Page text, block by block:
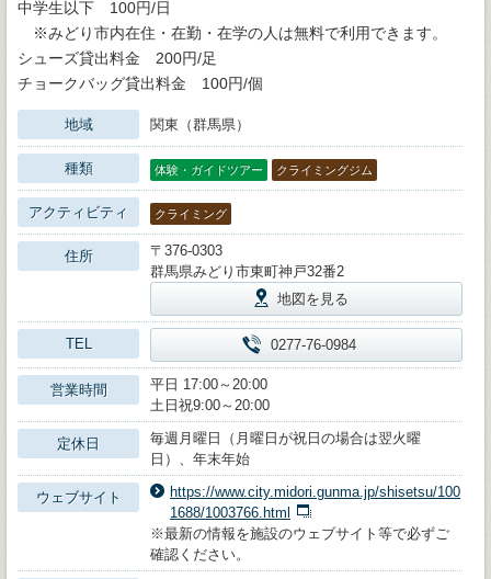
中学生以下 100円/日
※みどり市内在住・在勤・在学の人は無料で利用できます。
シューズ貸出料金 200円/足
チョークバッグ貸出料金 100円/個
地域 関東（群馬県）
種類 体験・ガイドツアー クライミングジム
アクティビティ クライミング
住所
〒376-0303
群馬県みどり市東町神戸32番2
地図を見る
TEL 0277-76-0984
営業時間
平日 17:00～20:00
土日祝9:00～20:00
定休日
毎週月曜日（月曜日が祝日の場合は翌火曜
日）、年末年始
ウェブサイト
https://www.city.midori.gunma.jp/shisetsu/100
1688/1003766.html
※最新の情報を施設のウェブサイト等で必ずご
確認ください。